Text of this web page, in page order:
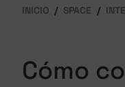
INICIO SPACE
Cómo